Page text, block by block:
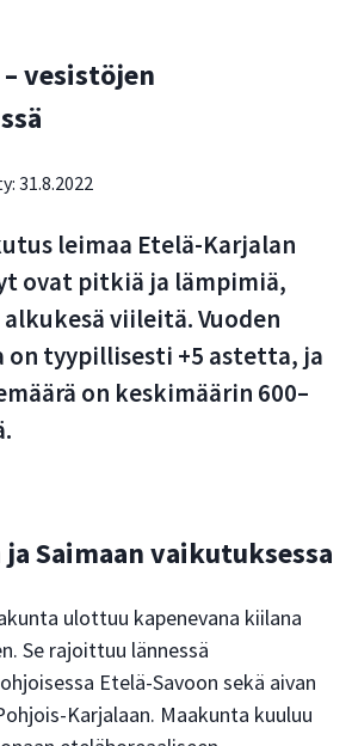
lämpenee ja sademäärä kasvaa
vesistöjen
31.8.2022
leimaa Etelä-Karjalan
ovat pitkiä ja lämpimiä,
viileitä. Vuoden
tyypillisesti +5 astetta, ja
on keskimäärin 600–
ja Saimaan vaikutuksessa
ulottuu kapenevana kiilana
Se rajoittuu lännessä
Etelä-Savoon sekä aivan
Karjalaan. Maakunta kuuluu